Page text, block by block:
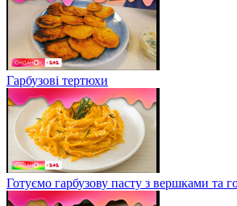
Гарбузові тертюхи
Готуємо гарбузову пасту з вершками та